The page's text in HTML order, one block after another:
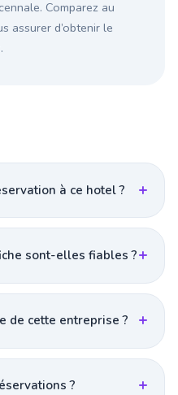
Comparez au
assurer d’obtenir le
à ce hotel ?
sont-elles fiables ?
de cette entreprise ?
?